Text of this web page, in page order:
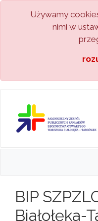
Używamy
nimi w
BIP
Białołęka-